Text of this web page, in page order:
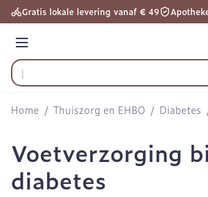
Ga naar de inhoud
Gratis lokale levering vanaf € 49
Menu
Product, merk, categorie...
Home / Thuiszorg en EHBO / Diabetes
Voetverzorging
diabetes